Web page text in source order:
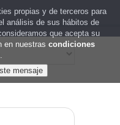
propias y de terceros para
análisis de sus hábitos de
que acepta su
en nuestras condiciones
.